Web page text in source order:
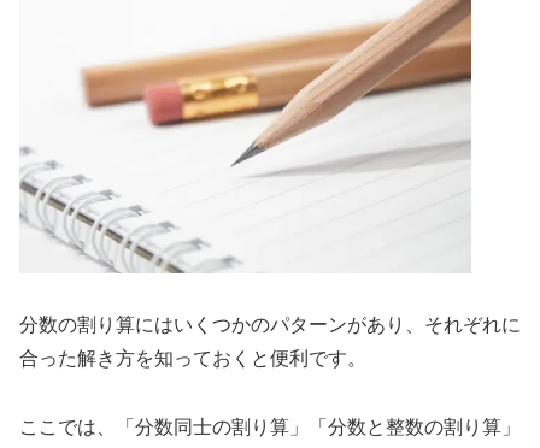
分数の割り算にはいくつかのパターンがあり、それぞれに
合った解き方を知っておくと便利です。
ここでは、「分数同士の割り算」「分数と整数の割り算」